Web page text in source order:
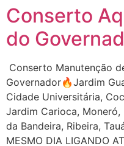
Conserto
do
Conserto Manutenção
Governador🔥Jardim
Cidade Universitária,
Jardim Carioca, Moneró,
da Bandeira, Ribeira,
MESMO DIA LIGANDO